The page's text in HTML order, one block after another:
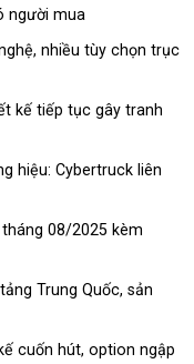
người mua
nhiều tùy chọn trục
kế tiếp tục gây tranh
hiệu: Cybertruck liên
08/2025 kèm
Trung Quốc, sản
cuốn hút, option ngập